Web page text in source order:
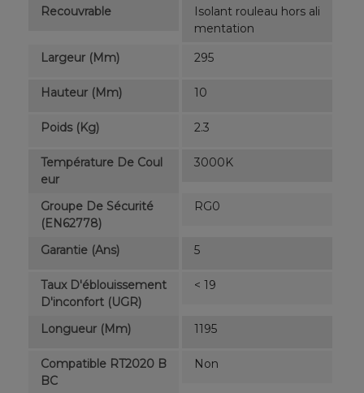
Recouvrable
Isolant rouleau hors ali
mentation
Largeur (mm)
295
Hauteur (mm) 10
Poids (kg) 2.3
Température De Coul
Eur
3000K
Groupe De Sécurité
(EN62778)
RG0
Garantie (ans) 5
Taux D'éblouissement
D'inconfort (UGR)
< 19
Longueur (mm) 1195
Compatible RT2020 B
BC
Non